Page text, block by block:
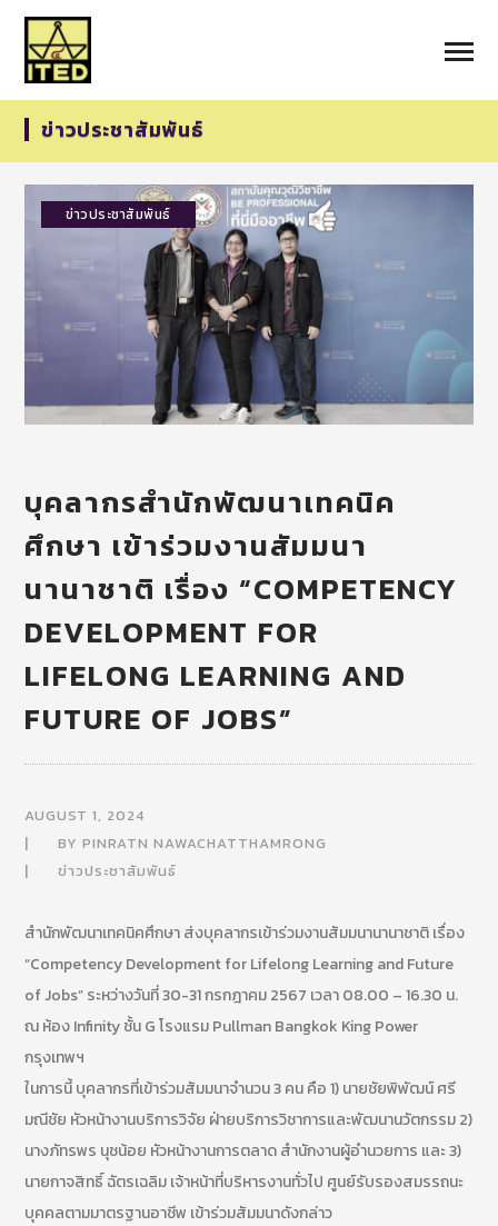
ข่าวประชาสัมพันธ์
ข่าวประชาสัมพันธ์
บุคลากรสำนักพัฒนาเทคนิค
ศึกษา เข้าร่วมงานสัมมนา
นานาชาติ เรื่อง “COMPETENCY
DEVELOPMENT FOR
LIFELONG LEARNING AND
FUTURE OF JOBS”
AUGUST 1, 2024
BYPINRATN NAWACHATTHAMRONG
ข่าวประชาสัมพันธ์
สำนักพัฒนาเทคนิคศึกษา ส่งบุคลากรเข้าร่วมงานสัมมนานานาชาติ เรื่อง
“Competency Development for Lifelong Learning and Future
of Jobs” ระหว่างวันที่ 30-31 กรกฎาคม 2567 เวลา 08.00 – 16.30 น.
ณ ห้อง Infinity ชั้น G โรงแรม Pullman Bangkok King Power
กรุงเทพฯ
ในการนี้ บุคลากรที่เข้าร่วมสัมมนาจำนวน 3 คน คือ 1) นายชัยพิพัฒน์ ศรี
มณีชัย หัวหน้างานบริการวิจัย ฝ่ายบริการวิชาการและพัฒนานวัตกรรม 2)
นางภัทรพร นุชน้อย หัวหน้างานการตลาด สำนักงานผู้อำนวยการ และ 3)
นายกาจสิทธิ์ ฉัตรเฉลิม เจ้าหน้าที่บริหารงานทั่วไป ศูนย์รับรองสมรรถนะ
บุคคลตามมาตรฐานอาชีพ เข้าร่วมสัมมนาดังกล่าว